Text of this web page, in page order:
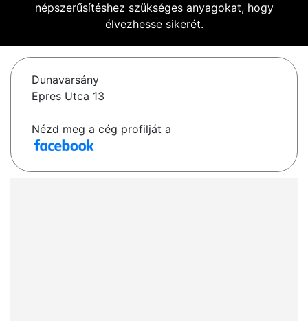
népszerűsítéshez szükséges anyagokat, hogy
élvezhesse sikerét.
Dunavarsány
Epres Utca 13
Nézd meg a cég profilját a